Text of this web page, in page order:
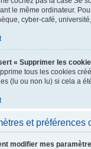
le même ordinateur.
cyber-café,
« Supprimer les
tous les cookies
(lu ou non lu) si cela a
et préférences
modifier mes